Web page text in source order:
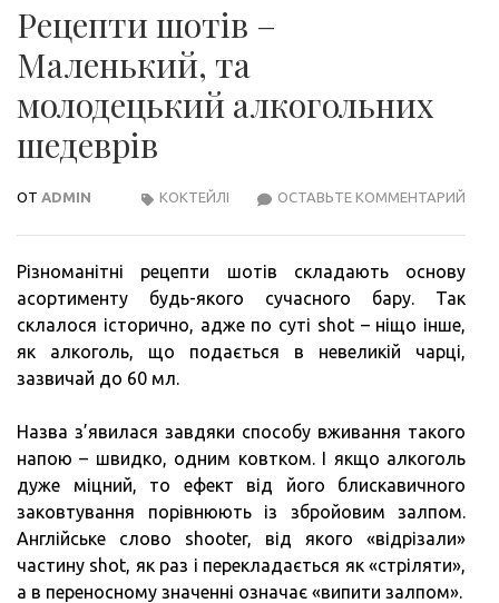
Рецепти шотів –
Маленький, та
молодецький алкогольних
шедеврів
ОТ ADMIN ОСТАВЬТЕ КОММЕНТАРИЙ
КОКТЕЙЛІ
Різноманітні рецепти шотів складають основу
асортименту будь-якого сучасного бару. Так
склалося історично, адже по суті shot – ніщо інше,
як алкоголь, що подається в невеликій чарці,
зазвичай до 60 мл.
Назва з’явилася завдяки способу вживання такого
напою – швидко, одним ковтком. І якщо алкоголь
дуже міцний, то ефект від його блискавичного
заковтування порівнюють із збройовим залпом.
Англійське слово shooter, від якого «відрізали»
частину shot, як раз і перекладається як «стріляти»,
а в переносному значенні означає «випити залпом».